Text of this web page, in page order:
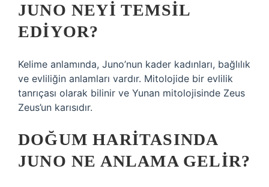
JUNO NEYI TEMSIL
EDIYOR?
Kelime anlamında, Juno’nun kader kadınları, bağlılık
ve evliliğin anlamları vardır. Mitolojide bir evlilik
tanrıçası olarak bilinir ve Yunan mitolojisinde Zeus
Zeus’un karısıdır.
DOĞUM HARITASINDA
JUNO NE ANLAMA GELIR?